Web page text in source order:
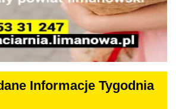
Informacje Tygodnia